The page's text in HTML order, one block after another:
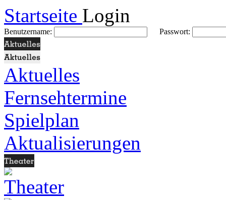
Startseite Login
Benutzername: Passwort:
Aktuelles
Fernsehtermine
Spielplan
Aktualisierungen